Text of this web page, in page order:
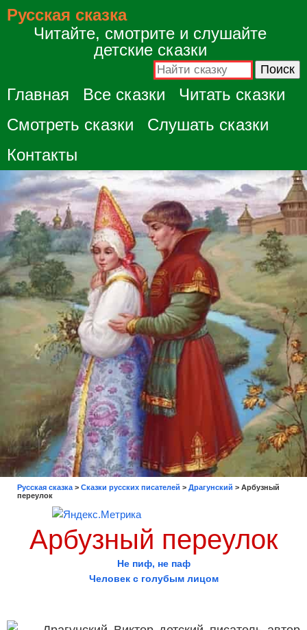
Русская сказка
Читайте, смотрите и слушайте
детские сказки
Главная Все сказки
Читать сказки
Смотреть сказки
Слушать сказки
Контакты
Русская сказка > Сказки русских писателей > Драгунский > Арбузный
переулок
Арбузный переулок
Не пиф, не паф
Человек с голубым лицом